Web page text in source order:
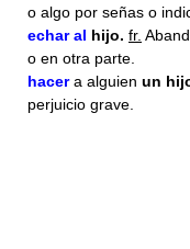
o algo por señas o
echar al hijo. fr.
o en otra parte.
hacera alguien un
perjuicio grave.